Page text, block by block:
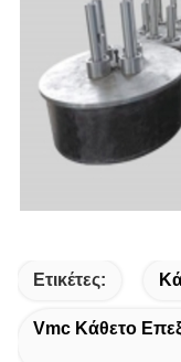
Ετικέτες:
Vmc Κάθετο